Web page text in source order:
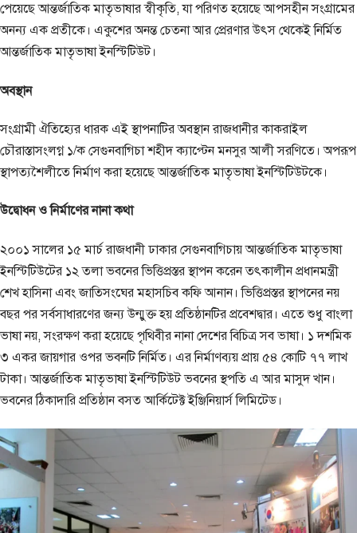
পেয়েছে আন্তর্জাতিক মাতৃভাষার স্বীকৃতি, যা পরিণত হয়েছে আপসহীন সংগ্রামের
অনন্য এক প্রতীকে। একুশের অনন্ত চেতনা আর প্রেরণার উৎস থেকেই নির্মিত
আন্তর্জাতিক মাতৃভাষা ইনস্টিটিউট।
অবস্থান
সংগ্রামী ঐতিহ্যের ধারক এই স্থাপনাটির অবস্থান রাজধানীর কাকরাইল
চৌরাস্তাসংলগ্ন ১/ক সেগুনবাগিচা শহীদ ক্যাপ্টেন মনসুর আলী সরণিতে। অপরূপ
স্থাপত্যশৈলীতে নির্মাণ করা হয়েছে আন্তর্জাতিক মাতৃভাষা ইনস্টিটিউটকে।
উদ্বোধন ও নির্মাণের নানা কথা
২০০১ সালের ১৫ মার্চ রাজধানী ঢাকার সেগুনবাগিচায় আন্তর্জাতিক মাতৃভাষা
ইনস্টিটিউটের ১২ তলা ভবনের ভিত্তিপ্রস্তর স্থাপন করেন তৎকালীন প্রধানমন্ত্রী
শেখ হাসিনা এবং জাতিসংঘের মহাসচিব কফি আনান। ভিত্তিপ্রস্তর স্থাপনের নয়
বছর পর সর্বসাধারণের জন্য উন্মুক্ত হয় প্রতিষ্ঠানটির প্রবেশদ্বার। এতে শুধু বাংলা
ভাষা নয়, সংরক্ষণ করা হয়েছে পৃথিবীর নানা দেশের বিচিত্র সব ভাষা। ১ দশমিক
৩ একর জায়গার ওপর ভবনটি নির্মিত। এর নির্মাণব্যয় প্রায় ৫৪ কোটি ৭৭ লাখ
টাকা। আন্তর্জাতিক মাতৃভাষা ইনস্টিটিউট ভবনের স্থপতি এ আর মাসুদ খান।
ভবনের ঠিকাদারি প্রতিষ্ঠান বসত আর্কিটেক্ট ইঞ্জিনিয়ার্স লিমিটেড।